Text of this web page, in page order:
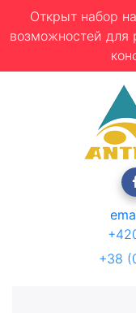
Открыт набор
возможностей для
+38